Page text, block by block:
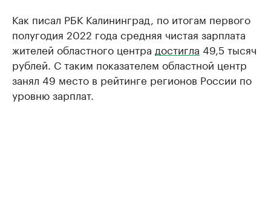
Как писал РБК Калининград, по итогам первого
полугодия 2022 года средняя чистая зарплата
жителей областного центра достигла 49,5 тысяч
рублей. С таким показателем областной центр
занял 49 место в рейтинге регионов России по
уровню зарплат.